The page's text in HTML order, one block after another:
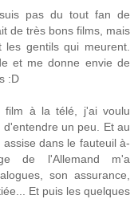
pas du tout fan de
de très bons films, mais
gentils qui meurent.
et me donne envie de
:D
film à la télé, j'ai voulu
un peu. Et au
dans le fauteuil à-
de l'Allemand m'a
son assurance,
Et puis les quelques